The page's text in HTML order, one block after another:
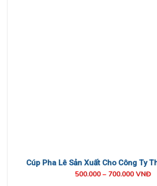
Cúp Pha Lê Sản Xuất Cho Công Ty
500.000 – 700.000 VNĐ